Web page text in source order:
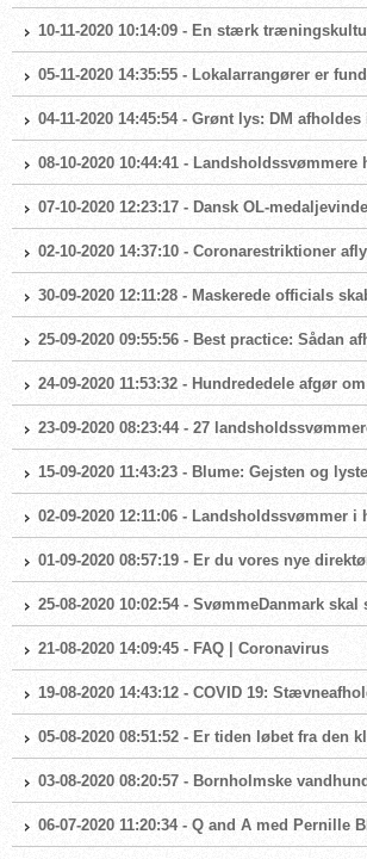
10-11-2020 10:14:09 - En stærk
05-11-2020 14:35:55 - Lokalarrangører er
04-11-2020 14:45:54 - Grønt lys: DM
08-10-2020 10:44:41 -
07-10-2020 12:23:17 - Dansk OL-
02-10-2020 14:37:10 - Coronarestriktioner
30-09-2020 12:11:28 - Maskerede officials
25-09-2020 09:55:56 - Best practice: Sådan
24-09-2020 11:53:32 - Hundrededele afgør
23-09-2020 08:23:44 - 27
15-09-2020 11:43:23 - Blume: Gejsten og
02-09-2020 12:11:06 -
01-09-2020 08:57:19 - Er du vores nye
25-08-2020 10:02:54 - SvømmeDanmark
21-08-2020 14:09:45 - FAQ | Coronavirus
19-08-2020 14:43:12 - COVID 19:
05-08-2020 08:51:52 - Er tiden løbet fra den
03-08-2020 08:20:57 - Bornholmske
06-07-2020 11:20:34 - Q and A med Pernille